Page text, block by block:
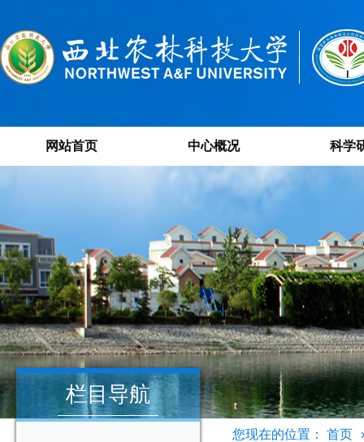
网站首页 中心概况 科学
栏目导航
您现在的位置： 首页